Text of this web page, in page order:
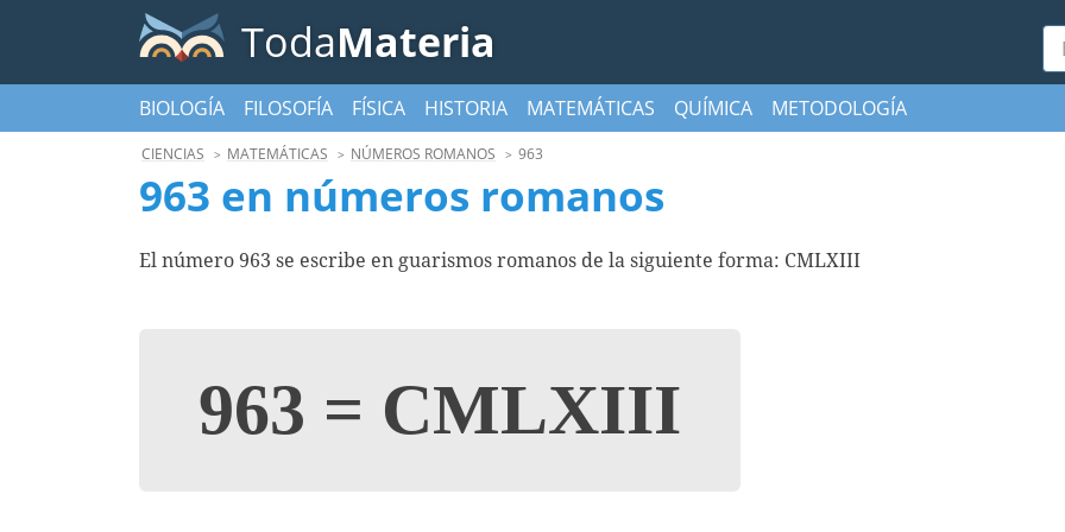
TodaMateria
BIOLOGÍA FILOSOFÍA FÍSICA HISTORIA MATEMÁTICAS QUÍMICA METODOLOGÍA
CIENCIAS MATEMÁTICAS NÚMEROS ROMANOS 963
963 en números romanos
El número 963 se escribe en guarismos romanos de la siguiente forma: CMLXIII
963 = CMLXIII